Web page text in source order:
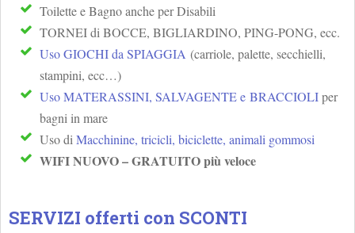
Toilette e Bagno anche per Disabili
TORNEI di BOCCE, BIGLIARDINO, PING-PONG, ecc.
Uso GIOCHI da SPIAGGIA (carriole, palette, secchielli,
stampini, ecc…)
Uso MATERASSINI, SALVAGENTE e BRACCIOLIper
bagni in mare
Uso diMacchinine, tricicli, biciclette, animali gommosi
WIFI NUOVO – GRATUITO più veloce
SERVIZI offerti con SCONTI